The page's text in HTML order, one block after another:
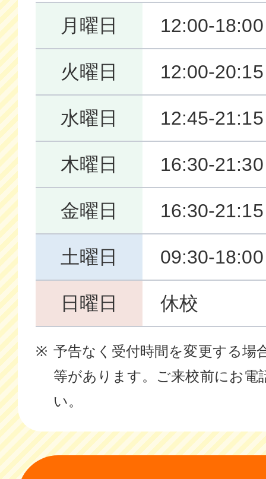
月曜日 12:00-18:00
火曜日 12:00-20:15
水曜日 12:45-21:15
木曜日 16:30-21:30
金曜日 16:30-21:15
土曜日 09:30-18:00
日曜日 休校
予告なく受付時間を変更する場
等があります。ご来校前にお電
い。